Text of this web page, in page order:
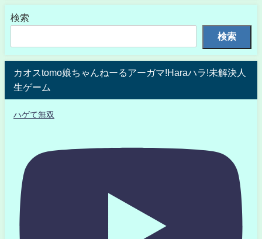
検索
検索
カオスtomo娘ちゃんねーるアーガマ!Haraハラ!未解決人
生ゲーム
ハゲて無双